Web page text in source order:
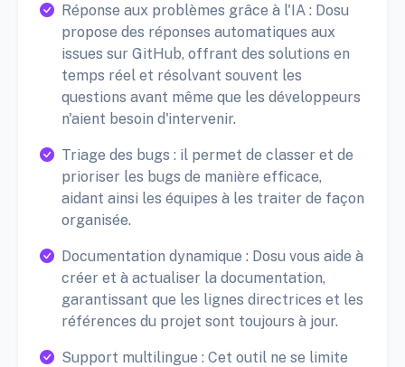
Réponse aux problèmes grâce à l'IA : Dosu
propose des réponses automatiques aux
issues sur GitHub, offrant des solutions en
temps réel et résolvant souvent les
questions avant même que les développeurs
n'aient besoin d'intervenir.
Triage des bugs : il permet de classer et de
prioriser les bugs de manière efficace,
aidant ainsi les équipes à les traiter de façon
organisée.
Documentation dynamique : Dosu vous aide à
créer et à actualiser la documentation,
garantissant que les lignes directrices et les
références du projet sont toujours à jour.
Support multilingue : Cet outil ne se limite